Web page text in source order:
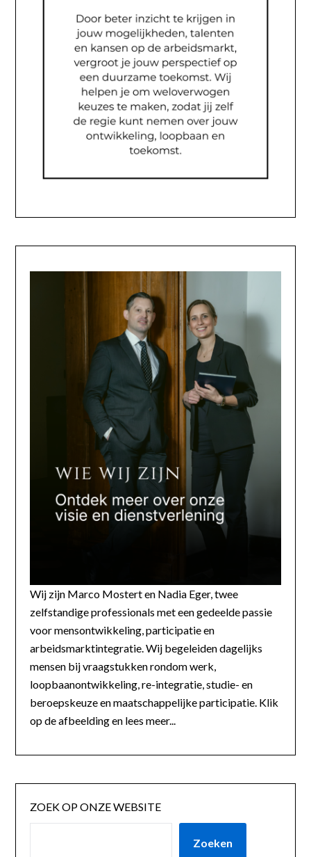
Wij zijn Marco Mostert en Nadia Eger, twee
zelfstandige professionals met een gedeelde passie
voor mensontwikkeling, participatie en
arbeidsmarktintegratie. Wij begeleiden dagelijks
mensen bij vraagstukken rondom werk,
loopbaanontwikkeling, re-integratie, studie- en
beroepskeuze en maatschappelijke participatie. Klik
op de afbeelding en lees meer...
ZOEK OP ONZE WEBSITE
Zoeken